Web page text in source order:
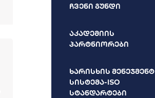
ჩვენი გუნდი
აკადემიის
პარტნიორები
ხარისხის მენეჯმენტ
სისტემა-ISO
სტანდარტები